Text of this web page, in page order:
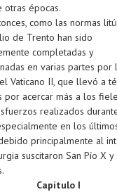
otras épocas.
como las normas
de Trento han sido
completadas y
en varias partes por
Vaticano II, que llevó a
por acercar más a los
realizados
en los
principalmente al
suscitaron San Pío X y
Capítulo I